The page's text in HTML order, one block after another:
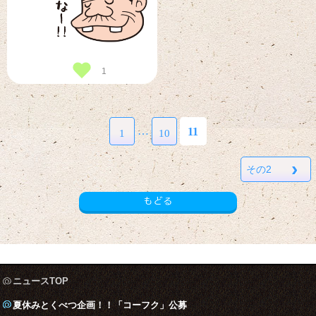
1
1 … 10 11
その2 ›
もどる
ニュースTOP
夏休みとくべつ企画！！「コーフク」公募